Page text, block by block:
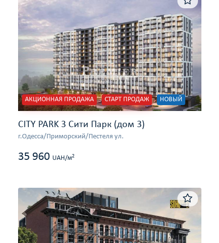
АКЦИОННАЯ ПРОДАЖА СТАРТ ПРОДАЖ НОВЫЙ
CITY PARK 3 Сити Парк (дом 3)
г.Одесса/Приморский/Пестеля ул.
35 960 UAH/м2